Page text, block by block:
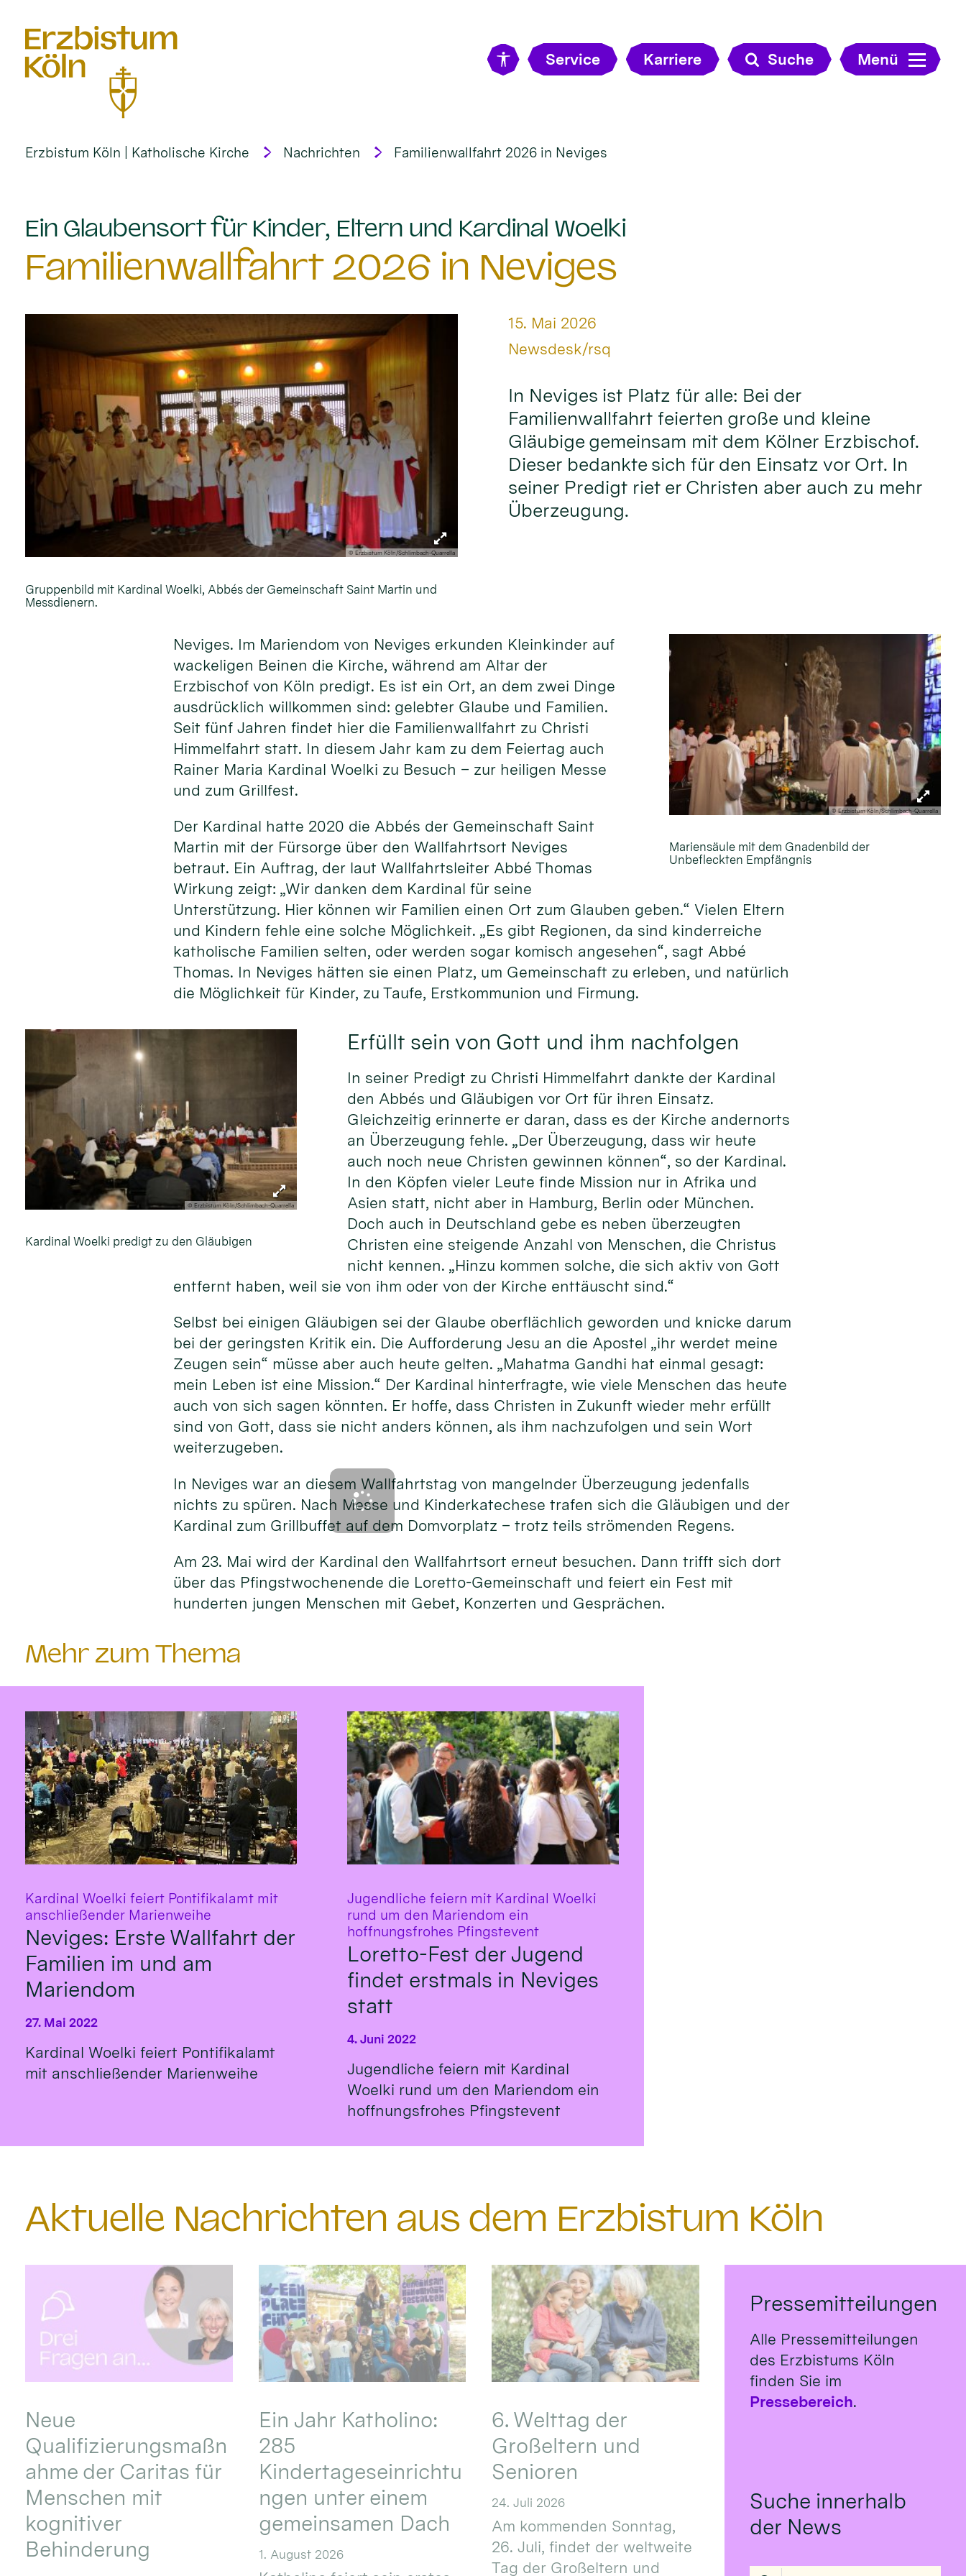
Service Karriere Suche Menü
Erzbistum Köln | Katholische Kirche Nachrichten Familienwallfahrt 2026 in Neviges
Ein Glaubensort für Kinder, Eltern und Kardinal Woelki:
Familienwallfahrt 2026 in Neviges
© Erzbistum Köln/Schlimbach-Quarrella
Gruppenbild mit Kardinal Woelki, Abbés der Gemeinschaft Saint Martin und
Messdienern.
Datum:
15. Mai 2026
Von:
Newsdesk/rsq
In Neviges ist Platz für alle: Bei der
Familienwallfahrt feierten große und kleine
Gläubige gemeinsam mit dem Kölner Erzbischof.
Dieser bedankte sich für den Einsatz vor Ort. In
seiner Predigt riet er Christen aber auch zu mehr
Überzeugung.
© Erzbistum Köln/Schlimbach-Quarrella
Mariensäule mit dem Gnadenbild der
Unbefleckten Empfängnis
Neviges. Im Mariendom von Neviges erkunden Kleinkinder auf
wackeligen Beinen die Kirche, während am Altar der
Erzbischof von Köln predigt. Es ist ein Ort, an dem zwei Dinge
ausdrücklich willkommen sind: gelebter Glaube und Familien.
Seit fünf Jahren findet hier die Familienwallfahrt zu Christi
Himmelfahrt statt. In diesem Jahr kam zu dem Feiertag auch
Rainer Maria Kardinal Woelki zu Besuch – zur heiligen Messe
und zum Grillfest.
Der Kardinal hatte 2020 die Abbés der Gemeinschaft Saint
Martin mit der Fürsorge über den Wallfahrtsort Neviges
betraut. Ein Auftrag, der laut Wallfahrtsleiter Abbé Thomas
Wirkung zeigt: „Wir danken dem Kardinal für seine
Unterstützung. Hier können wir Familien einen Ort zum Glauben geben.“ Vielen Eltern
und Kindern fehle eine solche Möglichkeit. „Es gibt Regionen, da sind kinderreiche
katholische Familien selten, oder werden sogar komisch angesehen“, sagt Abbé
Thomas. In Neviges hätten sie einen Platz, um Gemeinschaft zu erleben, und natürlich
die Möglichkeit für Kinder, zu Taufe, Erstkommunion und Firmung.
© Erzbistum Köln/Schlimbach-Quarrella
Kardinal Woelki predigt zu den Gläubigen
Erfüllt sein von Gott und ihm nachfolgen
In seiner Predigt zu Christi Himmelfahrt dankte der Kardinal
den Abbés und Gläubigen vor Ort für ihren Einsatz.
Gleichzeitig erinnerte er daran, dass es der Kirche andernorts
an Überzeugung fehle. „Der Überzeugung, dass wir heute
auch noch neue Christen gewinnen können“, so der Kardinal.
In den Köpfen vieler Leute finde Mission nur in Afrika und
Asien statt, nicht aber in Hamburg, Berlin oder München.
Doch auch in Deutschland gebe es neben überzeugten
Christen eine steigende Anzahl von Menschen, die Christus
nicht kennen. „Hinzu kommen solche, die sich aktiv von Gott
entfernt haben, weil sie von ihm oder von der Kirche enttäuscht sind.“
Selbst bei einigen Gläubigen sei der Glaube oberflächlich geworden und knicke darum
bei der geringsten Kritik ein. Die Aufforderung Jesu an die Apostel „ihr werdet meine
Zeugen sein“ müsse aber auch heute gelten. „Mahatma Gandhi hat einmal gesagt:
mein Leben ist eine Mission.“ Der Kardinal hinterfragte, wie viele Menschen das heute
auch von sich sagen könnten. Er hoffe, dass Christen in Zukunft wieder mehr erfüllt
sind von Gott, dass sie nicht anders können, als ihm nachzufolgen und sein Wort
weiterzugeben.
In Neviges war an diesem Wallfahrtstag von mangelnder Überzeugung jedenfalls
nichts zu spüren. Nach Messe und Kinderkatechese trafen sich die Gläubigen und der
Kardinal zum Grillbuffet auf dem Domvorplatz – trotz teils strömenden Regens.
Am 23. Mai wird der Kardinal den Wallfahrtsort erneut besuchen. Dann trifft sich dort
über das Pfingstwochenende die Loretto-Gemeinschaft und feiert ein Fest mit
hunderten jungen Menschen mit Gebet, Konzerten und Gesprächen.
Mehr zum Thema
Kardinal Woelki feiert Pontifikalamt mit
anschließender Marienweihe
Neviges: Erste Wallfahrt der
Familien im und am
Mariendom
27. Mai 2022
Kardinal Woelki feiert Pontifikalamt
mit anschließender Marienweihe
Jugendliche feiern mit Kardinal Woelki
rund um den Mariendom ein
hoffnungsfrohes Pfingstevent:
Loretto-Fest der Jugend
findet erstmals in Neviges
statt
4. Juni 2022
Jugendliche feiern mit Kardinal
Woelki rund um den Mariendom ein
hoffnungsfrohes Pfingstevent
Aktuelle Nachrichten aus dem Erzbistum Köln
Neue
Qualifizierungsmaßn
ahme der Caritas für
Menschen mit
kognitiver
Behinderung
Ein Jahr Katholino:
285
Kindertageseinrichtu
ngen unter einem
gemeinsamen Dach
1. August 2026
6. Welttag der
Großeltern und
Senioren
24. Juli 2026
Am kommenden Sonntag,
26. Juli, findet der weltweite
Tag der Großeltern und
Pressemitteilungen
Alle Pressemitteilungen
des Erzbistums Köln
finden Sie im
Pressebereich.
Suche innerhalb
der News